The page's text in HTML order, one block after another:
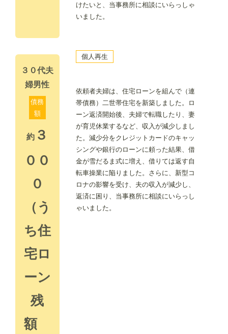
けたいと、当事務所に相談にいらっしゃ
いました。
３０代夫
婦男性
債務
額
約 ３
００
０
（う
ち住
宅ロ
ーン
残
額
個人再生
依頼者夫婦は、住宅ローンを組んで（連
帯債務）二世帯住宅を新築しました。ロ
ーン返済開始後、夫婦で転職したり、妻
が育児休業するなど、収入が減少しまし
た。減少分をクレジットカードのキャッ
シングや銀行のローンに頼った結果、借
金が雪だるま式に増え、借りては返す自
転車操業に陥りました。さらに、新型コ
ロナの影響を受け、夫の収入が減少し、
返済に困り、当事務所に相談にいらっし
ゃいました。